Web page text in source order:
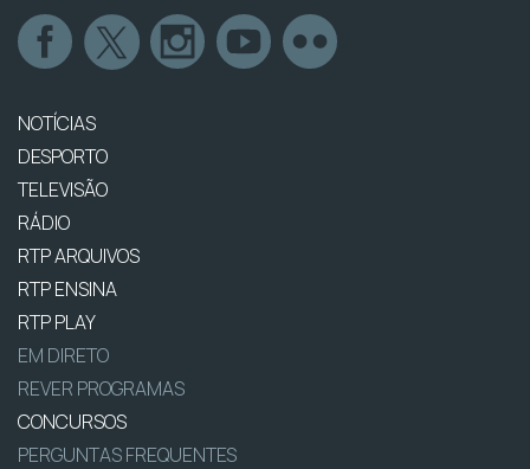
NOTÍCIAS
DESPORTO
TELEVISÃO
RÁDIO
RTP ARQUIVOS
RTP ENSINA
RTP PLAY
EM DIRETO
REVER PROGRAMAS
CONCURSOS
PERGUNTAS FREQUENTES